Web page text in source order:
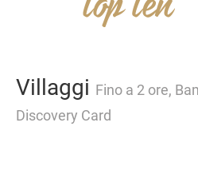
Villaggi Fino a 2 ore,
Discovery Card